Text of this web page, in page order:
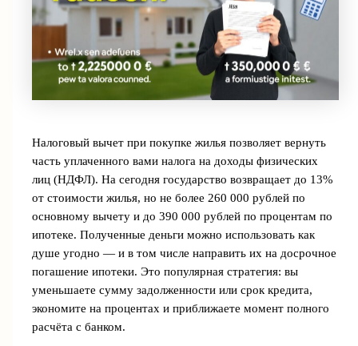
Налоговый вычет при покупке жилья позволяет вернуть
часть уплаченного вами налога на доходы физических
лиц (НДФЛ). На сегодня государство возвращает до 13%
от стоимости жилья, но не более 260 000 рублей по
основному вычету и до 390 000 рублей по процентам по
ипотеке. Полученные деньги можно использовать как
душе угодно — и в том числе направить их на досрочное
погашение ипотеки. Это популярная стратегия: вы
уменьшаете сумму задолженности или срок кредита,
экономите на процентах и приближаете момент полного
расчёта с банком.